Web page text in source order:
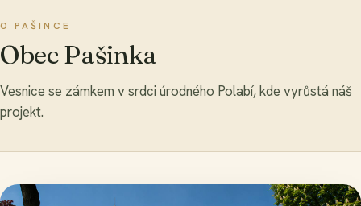
O PAŠINCE
Obec Pašinka
Vesnice se zámkem v srdci úrodného Polabí, kde vyrůstá náš
projekt.